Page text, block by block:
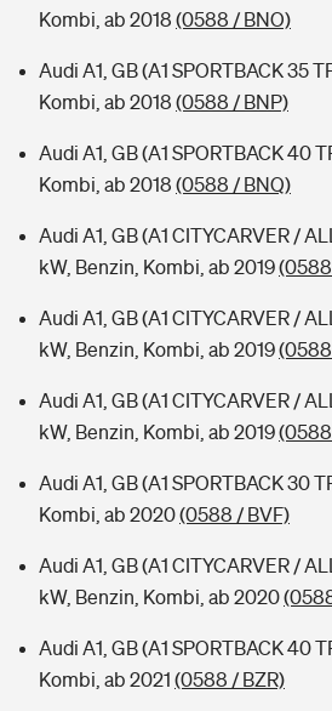
Kombi, ab 2018 (0588 / BNO)
Audi A1, GB (A1 SPORTBACK 35
Kombi, ab 2018 (0588 / BNP)
Audi A1, GB (A1 SPORTBACK 40
Kombi, ab 2018 (0588 / BNQ)
Audi A1, GB (A1 CITYCARVER /
kW, Benzin, Kombi, ab 2019
Audi A1, GB (A1 CITYCARVER /
kW, Benzin, Kombi, ab 2019
Audi A1, GB (A1 CITYCARVER /
kW, Benzin, Kombi, ab 2019(0588
Audi A1, GB (A1 SPORTBACK 30
Kombi, ab 2020(0588 / BVF)
Audi A1, GB (A1 CITYCARVER /
kW, Benzin, Kombi, ab 2020
Audi A1, GB (A1 SPORTBACK 40
Kombi, ab 2021 (0588 / BZR)